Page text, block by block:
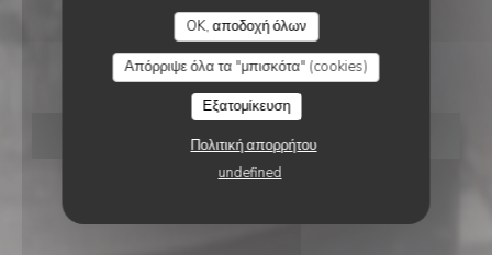
OK, αποδοχή όλων
Απόρριψε όλα τα "μπισκότα" (cookies)
Εξατομίκευση
Πολιτική απορρήτου
undefined
• PARIS 17
QUATRE VINGT NEUF
ΚΆΝΤΕ ΚΡΆΤΗΣΗ ΤΡΑΠΕΖΙΟΎ